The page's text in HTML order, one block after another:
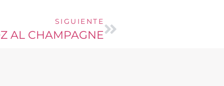
SIGUIENTE
AL CHAMPAGNE